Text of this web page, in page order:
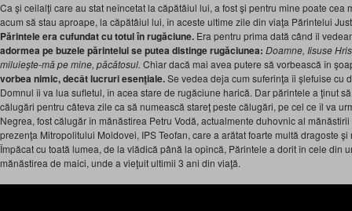
Ca şi ceilalţi care au stat neîncetat la căpătâiul lui, a fost şi pentru mine poate cea
acum să stau aproape, la căpătâiul lui, în aceste ultime zile din viaţa Părintelui
Părintele era cufundat cu totul în rugăciune. Era pentru prima dată când îl
adormea pe buzele părintelui se putea distinge rugăciunea: Doamne, Iisuse
miluieşte-mă pe mine, păcătosul. Chiar dacă mai avea putere să vorbească în
vorbea nimic, decât lucruri esenţiale.Se vedea deja cum suferinţa îi şlefuise cu
Domnul îi va lua sufletul, în acea stare de rugăciune harică. Dar părintele a ţinut
călugări pentru câteva zile ca să numească stareţ peste călugări, pe cel ce îl va
Negrea, fost călugăr în mănăstirea Petru Vodă, actualmente duhovnic al
prezenţa Mitropolitului Moldovei, IPS Teofan, care a arătat foarte multă dragoste
Împăcat cu toată lumea, de la vlădică până la opincă, Părintele a dorit în cele din
mănăstirea de maici, unde a vieţuit ultimii 3 ani din viaţă.